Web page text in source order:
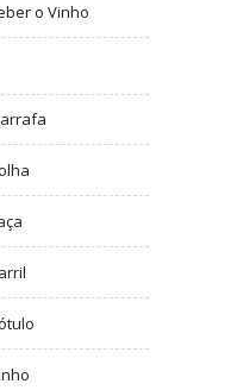
o Vinho